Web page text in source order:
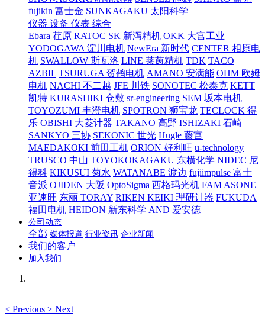
fujikin 富士金 SUNKAGAKU 太阳科学
仪器 设备 仪表 综合
Ebara 荏原 RATOC SK 新泻精机 OKK 大宫工业
YODOGAWA 淀川电机 NewEra 新时代 CENTER 相原电
机 SWALLOW 斯瓦洛 LINE 莱茵精机 TDK TACO
AZBIL TSURUGA 贺鹤电机 AMANO 安满能 OHM 欧姆
电机 NACHI 不二越 JFE 川铁 SONOTEC 松泰克 KETT
凯特 KURASHIKI 仓敷 sr-engineering SEM 坂本电机
TOYOZUMI 丰澄电机 SPOTRON 狮宝龙 TECLOCK 得
乐 OBISHI 大菱计器 TAKANO 高野 ISHIZAKI 石崎
SANKYO 三协 SEKONIC 世光 Hugle 藤宫
MAEDAKOKI 前田工机 ORION 好利旺 u-technology
TRUSCO 中山 TOYOKOKAGAKU 东横化学 NIDEC 尼
得科 KIKUSUI 菊水 WATANABE 渡边 fujiimpulse 富士
音派 OJIDEN 大阪 OptoSigma 西格玛光机 FAM ASONE
亚速旺 东丽 TORAY RIKEN KEIKI 理研计器 FUKUDA
福田电机 HEIDON 新东科学 AND 爱安德
公司动态
全部 媒体报道 行业资讯 企业新闻
我们的客户
加入我们
< Previous > Next